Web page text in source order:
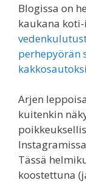
Blogissa on
kaukana
perhepyörän
kakkosautoksi
Arjen
kuitenkin
Tässä
koostettuna